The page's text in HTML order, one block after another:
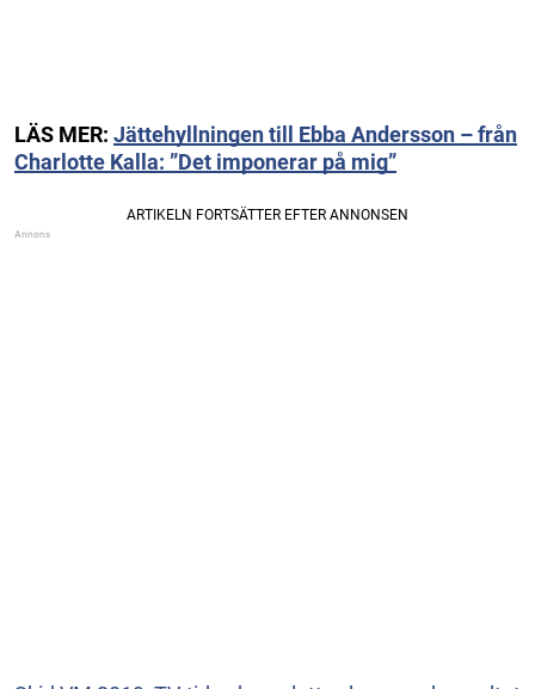
LÄS MER: Jättehyllningen till Ebba Andersson – från
Charlotte Kalla: ”Det imponerar på mig”